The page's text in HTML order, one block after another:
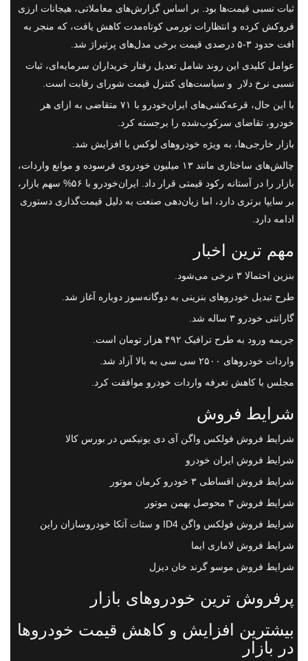
ثبات نسبی قیمت‌ها بود. بر اساس گزارش‌های معاملاتی، هیجانات ارزی
فروکش کرده و انتظارات تورمی کوتاه‌مدت کاهش یافت، که منجر به
افت حدود ۳-۵ درصدی قیمت برخی مدل‌های پرتیراژ شد.
عوامل کلیدی این روند شامل تعدیل رفتار خریداران سرمایه‌ای، ثبات
نسبی نرخ دلار و سیاست‌های کنترل قیمت شورای رقابت است.
با این حال، قرعه‌کشی‌های ایران‌خودرو با ۷۱ متقاضی به ازای هر
خودرو، تقاضای سرکوب‌شده را برجسته کرد.
بازار خارجی‌ها، به ویژه خودروهای لوکس با افزایش شد.
چالش‌های ساختاری مانند ۱۳ میلیون خودروی فرسوده و موانع واردات،
بازار را در آستانه رکود قیمتی قرار داد. ایران‌خودرو با ۵۶% سهم بازار،
بر سایپا برتری دارد، اما زیان‌دهی صنعت به دلیل قیمت‌گذاری دستوری
ادامه دارد.
مهم ترین اخبار
بنزین احتمالا ۳ نرخی می‌شود.
طرح تبدیل خودروهای بنزینی به دوگانه‌سوز دوباره آغاز شد.
گارانتی خودرو ۳ ساله شد.
جریمه ورود به طرح ترافیک ۴۹۲ هزار تومان است.
واردات خودروهای ۲۵۰۰ سی سی به بالا آزاد شد.
مجلس با کاهش تعرفه واردات خودرو موافقت کرد.
شرایط فروش
شرایط فروش فولکس واگن آی دی یونیکس در بورس کالا
شرایط فروش ایران خودرو
شرایط فروش اقساطی ۳ خودرو کرمان موتور
شرایط فروش ۳ محوصل بهمن موتور
شرایط فروش فولکس واگن ID4 و سئات آتکا خودروسازان راین
شرایط فروش لاماری ایما
شرایط فروش موسو گرند خان دیزل
پرفروش ترین خودروهای بازار
بیشترین افزایش و کاهش قیمت خودروها
در بازار